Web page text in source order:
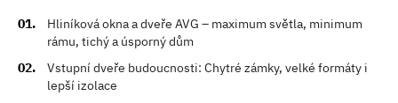
Hliníková okna a dveře AVG – maximum světla, minimum
rámu, tichý a úsporný dům
Vstupní dveře budoucnosti: Chytré zámky, velké formáty i
lepší izolace